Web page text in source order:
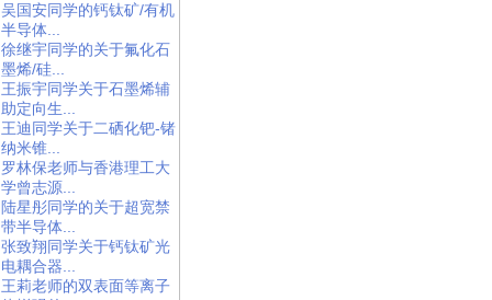
吴国安同学的钙钛矿/有机
半导体...
徐继宇同学的关于氟化石
墨烯/硅...
王振宇同学关于石墨烯辅
助定向生...
王迪同学关于二硒化钯-锗
纳米锥...
罗林保老师与香港理工大
学曾志源...
陆星彤同学的关于超宽禁
带半导体...
张致翔同学关于钙钛矿光
电耦合器...
王莉老师的双表面等离子